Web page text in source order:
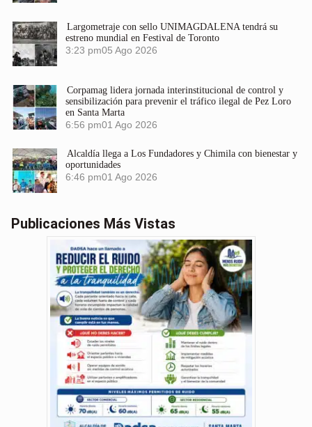
Largometraje con sello UNIMAGDALENA tendrá su
estreno mundial en Festival de Toronto
3:23 pm05 Ago 2026
Corpamag lidera jornada interinstitucional de control y
sensibilización para prevenir el tráfico ilegal de Pez Loro
en Santa Marta
6:56 pm01 Ago 2026
Alcaldía llega a Los Fundadores y Chimila con bienestar y
oportunidades
6:46 pm01 Ago 2026
Publicaciones Más Vistas